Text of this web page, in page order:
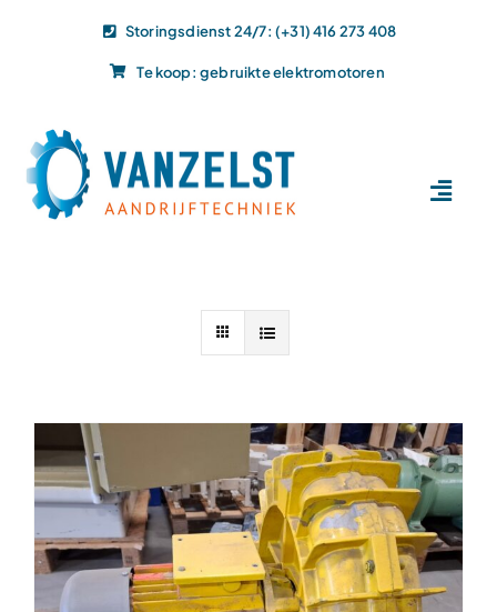
Storingsdienst 24/7: (+31) 416 273 408
Te koop: gebruikte elektromotoren
Dit leveren wij
Actueel
Projecten
Over ons
Contact